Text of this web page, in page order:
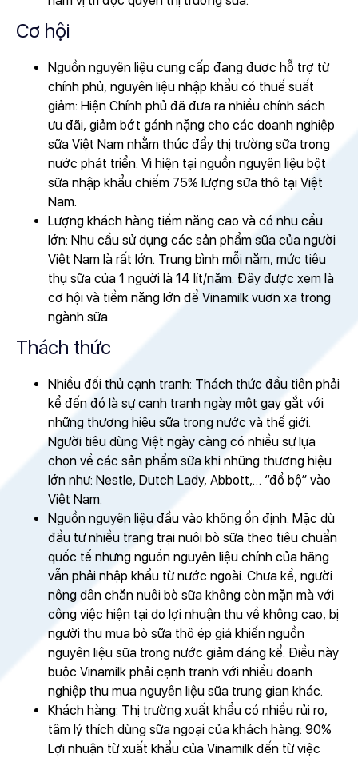
Cơ hội
Nguồn nguyên liệu cung cấp đang được hỗ trợ từ
chính phủ, nguyên liệu nhập khẩu có thuế suất
giảm: Hiện Chính phủ đã đưa ra nhiều chính sách
ưu đãi, giảm bớt gánh nặng cho các doanh nghiệp
sữa Việt Nam nhằm thúc đẩy thị trường sữa trong
nước phát triển. Vì hiện tại nguồn nguyên liệu bột
sữa nhập khẩu chiếm 75% lượng sữa thô tại Việt
Nam.
Lượng khách hàng tiềm năng cao và có nhu cầu
lớn: Nhu cầu sử dụng các sản phẩm sữa của người
Việt Nam là rất lớn. Trung bình mỗi năm, mức tiêu
thụ sữa của 1 người là 14 lít/năm. Đây được xem là
cơ hội và tiềm năng lớn để Vinamilk vươn xa trong
ngành sữa.
Thách thức
Nhiều đối thủ cạnh tranh: Thách thức đầu tiên phải
kể đến đó là sự cạnh tranh ngày một gay gắt với
những thương hiệu sữa trong nước và thế giới.
Người tiêu dùng Việt ngày càng có nhiều sự lựa
chọn về các sản phẩm sữa khi những thương hiệu
lớn như: Nestle, Dutch Lady, Abbott,… “đổ bộ” vào
Việt Nam.
Nguồn nguyên liệu đầu vào không ổn định: Mặc dù
đầu tư nhiều trang trại nuôi bò sữa theo tiêu chuẩn
quốc tế nhưng nguồn nguyên liệu chính của hãng
vẫn phải nhập khẩu từ nước ngoài. Chưa kể, người
nông dân chăn nuôi bò sữa không còn mặn mà với
công việc hiện tại do lợi nhuận thu về không cao, bị
người thu mua bò sữa thô ép giá khiến nguồn
nguyên liệu sữa trong nước giảm đáng kể. Điều này
buộc Vinamilk phải cạnh tranh với nhiều doanh
nghiệp thu mua nguyên liệu sữa trung gian khác.
Khách hàng: Thị trường xuất khẩu có nhiều rủi ro,
tâm lý thích dùng sữa ngoại của khách hàng: 90%
Lợi nhuận từ xuất khẩu của Vinamilk đến từ việc